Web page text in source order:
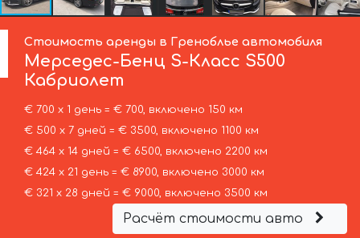
Стоимость аренды в Греноблье автомобиля
Мерседес-Бенц S-Класс S500
Кабриолет
€ 700 х 1 день = € 700, включено 150 км
€ 500 х 7 дней = € 3500, включено 1100 км
€ 464 х 14 дней = € 6500, включено 2200 км
€ 424 х 21 день = € 8900, включено 3000 км
€ 321 х 28 дней = € 9000, включено 3500 км
Расчёт стоимости авто